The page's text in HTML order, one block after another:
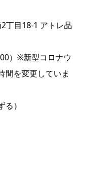
丁目18-1 アトレ品
）※新型コロナウ
間を変更していま
）